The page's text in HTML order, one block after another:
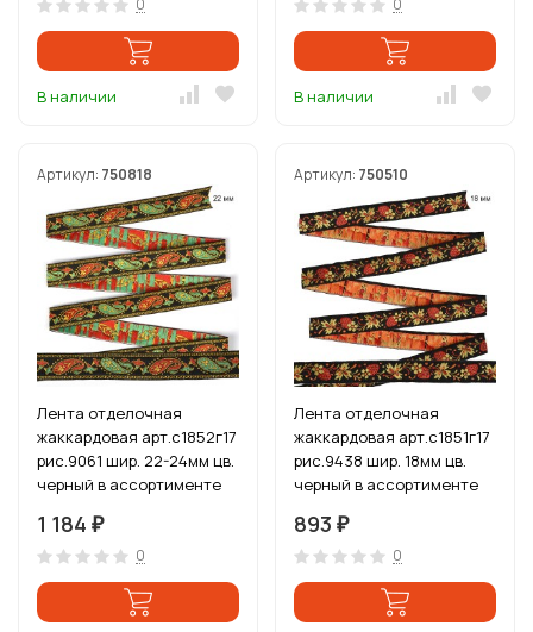
В наличии В наличии
Артикул: 750818
Лента отделочная
жаккардовая арт.с1852г17
рис.9061 шир. 22-24мм цв.
черный в ассортименте
1 184 ₽
0
Артикул: 750510
Лента отделочная
жаккардовая арт.с1851г17
рис.9438 шир. 18мм цв.
черный в ассортименте
893 ₽
0